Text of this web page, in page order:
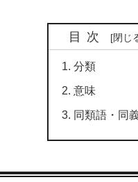
目次
分類
意味
同類語・同